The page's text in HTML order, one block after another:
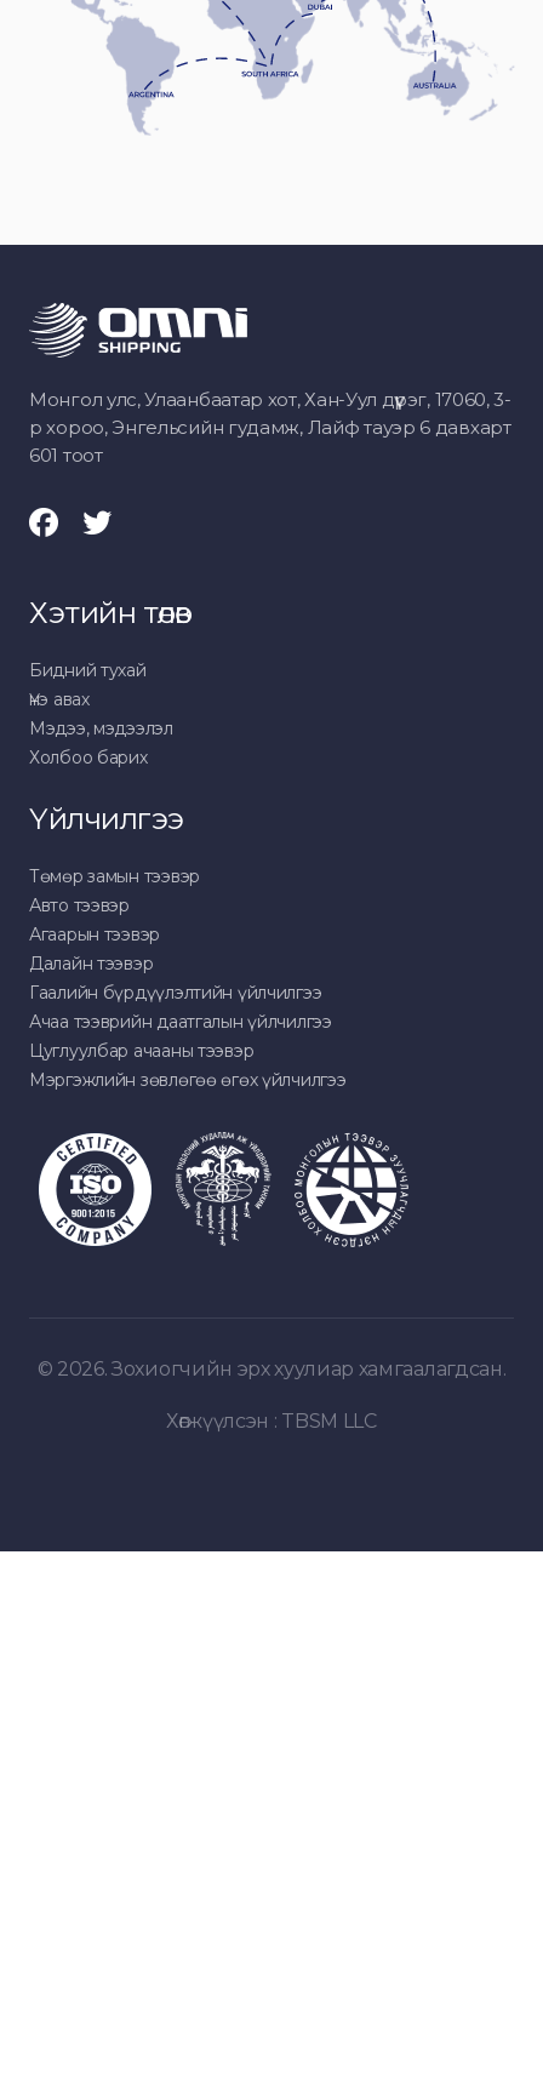
Монгол улс, Улаанбаатар хот, Хан-Уул дүүрэг, 17060, 3-
р хороо, Энгельсийн гудамж, Лайф тауэр 6 давхарт
601 тоот
Хэтийн төлөв
Бидний тухай
Үнэ авах
Мэдээ, мэдээлэл
Холбоо барих
Үйлчилгээ
Төмөр замын тээвэр
Авто тээвэр
Агаарын тээвэр
Далайн тээвэр
Гаалийн бүрдүүлэлтийн үйлчилгээ
Ачаа тээврийн даатгалын үйлчилгээ
Цуглуулбар ачааны тээвэр
Мэргэжлийн зөвлөгөө өгөх үйлчилгээ
© 2026. Зохиогчийн эрх хуулиар хамгаалагдсан.
Хөгжүүлсэн : TBSM LLC